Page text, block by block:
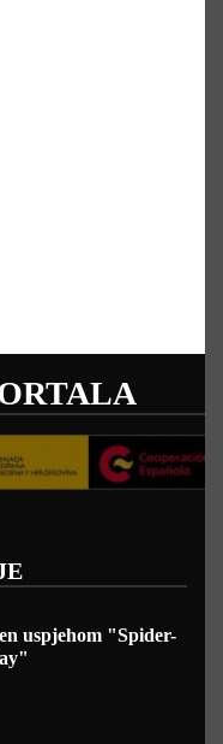
uspjehom "Spider-